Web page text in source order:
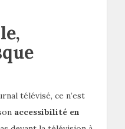
télévisé, ce n’est
accessibilité en